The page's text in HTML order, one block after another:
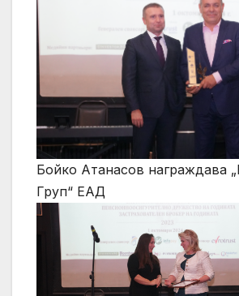
Бойко Атанасов награждава
Груп“ ЕАД